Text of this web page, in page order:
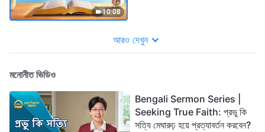
10:08
আরও দেখুন
মনোনীত ভিডিও
Bengali Sermon Series |
Seeking True Faith: প্রভু কি
সত্যি মেঘারুঢ় হয়ে প্রত্যাবর্তন করবেন?